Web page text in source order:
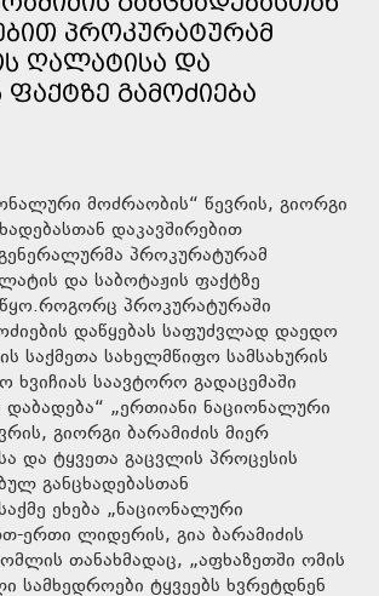
ᲞᲠᲝᲙᲣᲠᲐᲢᲣᲠᲐᲛ
ᲦᲐᲚᲐᲢᲘᲡᲐ ᲓᲐ
ᲤᲐᲥᲢᲖᲔ ᲒᲐᲛᲝᲫᲘᲔᲑᲐ
მოძრაობის“ წევრის, გიორგი
დაკავშირებით
პროკურატურამ
და საბოტაჟის ფაქტზე
პროკურატურაში
დაწყებას საფუძვლად დაედო
საქმეთა სახელმწიფო სამსახურის
ხვიჩიას საავტორო გადაცემაში
„ერთიანი ნაციონალური
გიორგი ბარამიძის მიერ
და ტყვეთა გაცვლის პროცესის
განცხადებასთან
ეხება „ნაციონალური
ერთი ლიდერის, გია ბარამიძის
თანახმადაც, „აფხაზეთში ომის
ტყვეებს ხვრეტდნენ